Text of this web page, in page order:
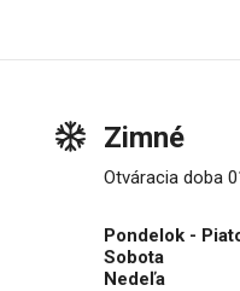
Zimné
Otváracia doba
Pondelok -
Sobota
Nedeľa